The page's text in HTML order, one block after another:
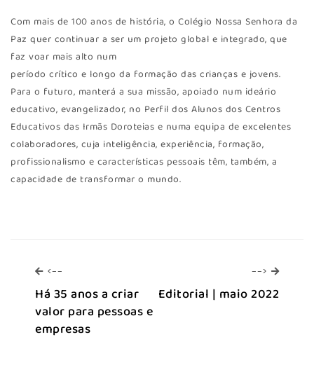
Com mais de 100 anos de história, o Colégio Nossa Senhora da
Paz quer continuar a ser um projeto global e integrado, que
faz voar mais alto num
período crítico e longo da formação das crianças e jovens.
Para o futuro, manterá a sua missão, apoiado num ideário
educativo, evangelizador, no Perfil dos Alunos dos Centros
Educativos das Irmãs Doroteias e numa equipa de excelentes
colaboradores, cuja inteligência, experiência, formação,
profissionalismo e características pessoais têm, também, a
capacidade de transformar o mundo.
<--
Há 35 anos a criar
valor para pessoas e
empresas
--> -->
Editorial | maio 2022